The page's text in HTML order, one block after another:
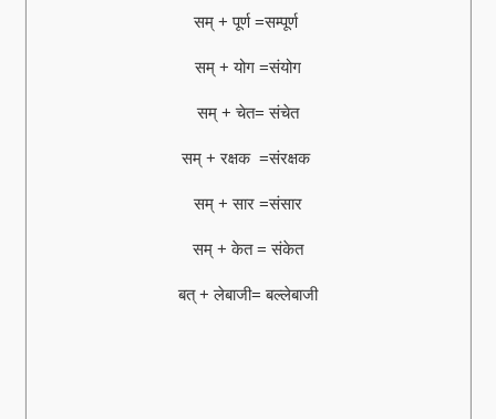
सम् + पूर्ण =सम्पूर्ण
सम् + योग =संयोग
सम् + चेत= संचेत
सम् + रक्षक =संरक्षक
सम् + सार =संसार
सम् + केत = संकेत
बत् + लेबाजी= बल्लेबाजी